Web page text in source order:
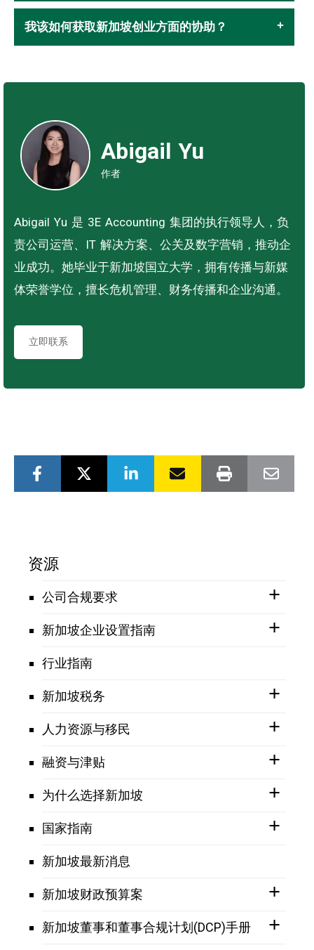
我该如何获取新加坡创业方面的协助？
Abigail Yu
作者
Abigail Yu 是 3E Accounting 集团的执行领导人，负
责公司运营、IT 解决方案、公关及数字营销，推动企
业成功。她毕业于新加坡国立大学，拥有传播与新媒
体荣誉学位，擅长危机管理、财务传播和企业沟通。
立即联系
资源
公司合规要求
新加坡企业设置指南
行业指南
新加坡税务
人力资源与移民
融资与津贴
为什么选择新加坡
国家指南
新加坡最新消息
新加坡财政预算案
新加坡董事和董事合规计划(DCP)手册